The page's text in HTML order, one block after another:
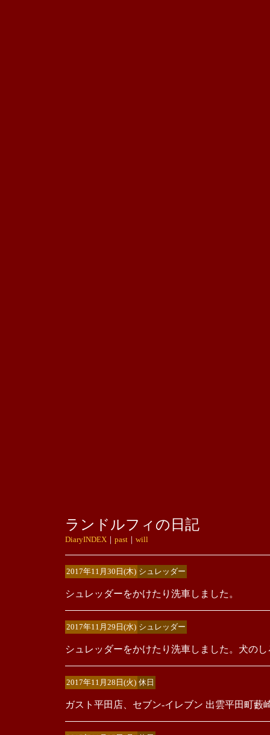
ランドルフィの日記
DiaryINDEX｜ past｜ will
2017年11月30日(木) シュレッダー
シュレッダーをかけたり洗車しました。
2017年11月29日(水) シュレッダー
シュレッダーをかけたり洗車しました。犬の
2017年11月28日(火) 休日
ガスト平田店、セブン-イレブン 出雲平田町藪